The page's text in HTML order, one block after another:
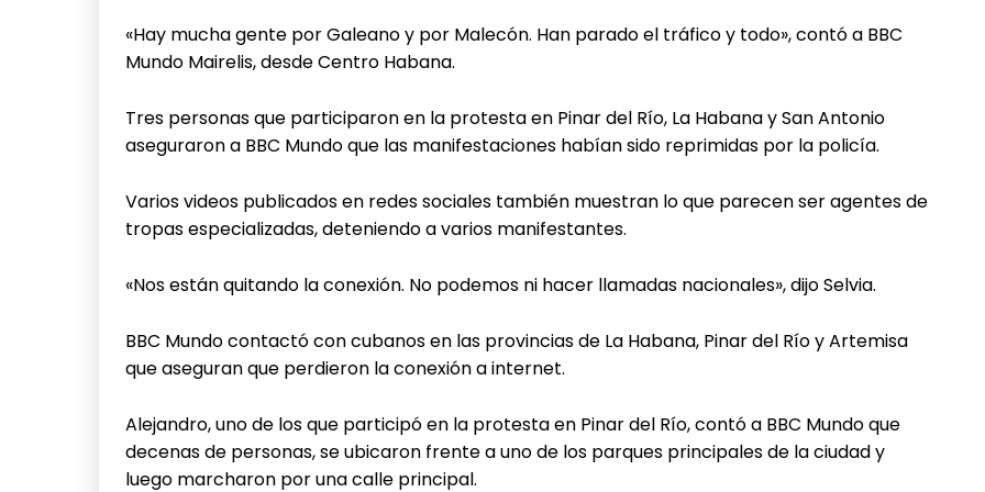
«Hay mucha gente por Galeano y por Malecón. Han parado el tráfico y todo», contó a BBC
Mundo Mairelis, desde Centro Habana.
Tres personas que participaron en la protesta en Pinar del Río, La Habana y San Antonio
aseguraron a BBC Mundo que las manifestaciones habían sido reprimidas por la policía.
Varios videos publicados en redes sociales también muestran lo que parecen ser agentes de
tropas especializadas, deteniendo a varios manifestantes.
«Nos están quitando la conexión. No podemos ni hacer llamadas nacionales», dijo Selvia.
BBC Mundo contactó con cubanos en las provincias de La Habana, Pinar del Río y Artemisa
que aseguran que perdieron la conexión a internet.
Alejandro, uno de los que participó en la protesta en Pinar del Río, contó a BBC Mundo que
decenas de personas, se ubicaron frente a uno de los parques principales de la ciudad y
luego marcharon por una calle principal.